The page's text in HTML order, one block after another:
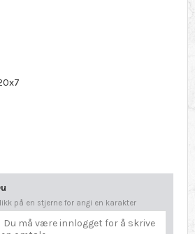
på en stjerne for angi en karakter